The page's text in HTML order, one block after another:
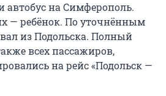
автобус на Симферополь.
— ребёнок. По уточнённым
из Подольска. Полный
всех пассажиров,
на рейс «Подольск —